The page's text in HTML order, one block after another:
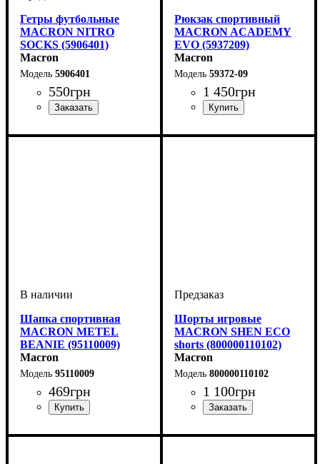
Гетры футбольные
MACRON NITRO
SOCKS (5906401)
Macron
5906401
550грн
Унисекс, Мужской
Рюкзак спортивный
MACRON ACADEMY
EVO (5937209)
Macron
59372-09
1 450грн
Шапка спортивная
MACRON METEL
BEANIE (95110009)
Macron
95110009
469грн
Шорты игровые
MACRON SHEN ECO
shorts (800000110102)
Macron
800000110102
1 100грн